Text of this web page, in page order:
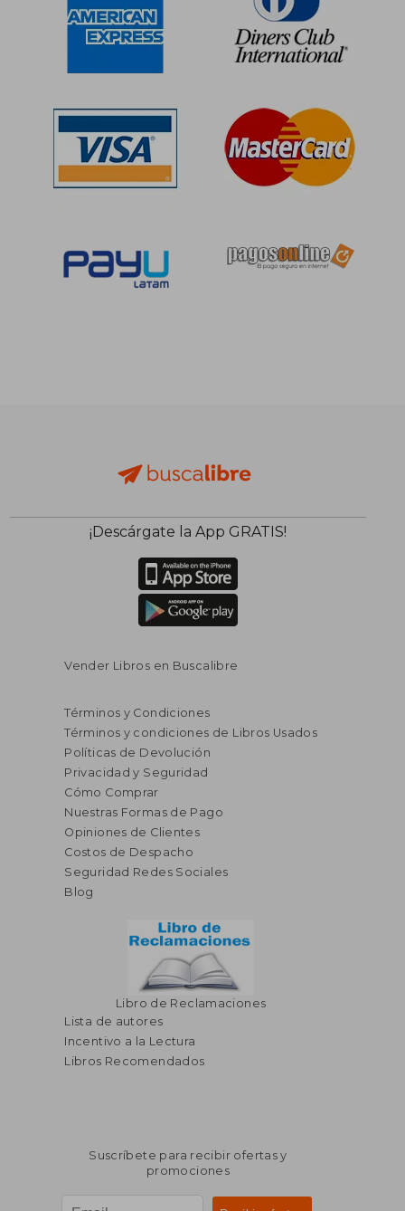
¡Descárgate la App GRATIS!
Vender Libros en Buscalibre
Términos y Condiciones
Términos y condiciones de Libros Usados
Políticas de Devolución
Privacidad y Seguridad
Cómo Comprar
Nuestras Formas de Pago
Opiniones de Clientes
Costos de Despacho
Seguridad Redes Sociales
Blog
Libro de Reclamaciones
Lista de autores
Incentivo a la Lectura
Libros Recomendados
Suscríbete para recibir ofertas y
promociones